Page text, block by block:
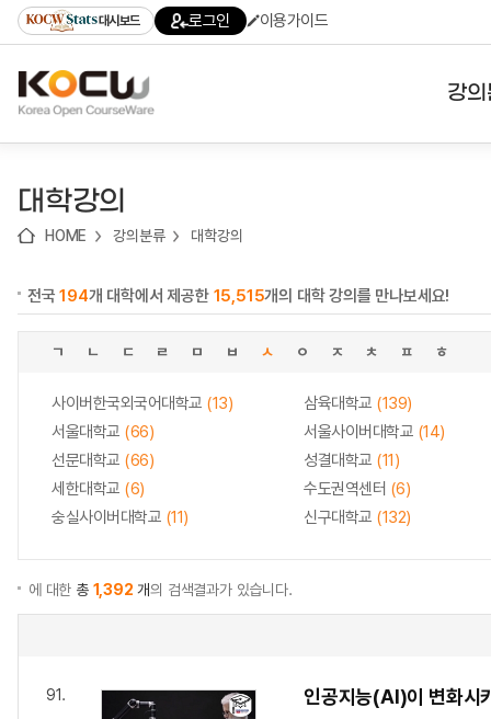
기
기
기
content)
가
대시보드 로그인 이용가이드
강
대학강의
HOME 강의분류 대학강의
전국194개 대학에서 제공한 15,515개의 대학 강의를 만나보세요!
ㄱ ㄴ ㄷ ㄹ ㅁ ㅂ ㅅ ㅇ ㅈ ㅊ ㅍ ㅎ
사이버한국외국어대학교 (13) 삼육대학교 (139)
서울대학교 (66) 서울사이버대학교 (14)
선문대학교 (66) 성결대학교 (11)
세한대학교 (6) 수도권역센터 (6)
숭실사이버대학교 (11) 신구대학교 (132)
에 대한 총 1,392 개의 검색결과가 있습니다.
91. 인공지능(AI)이 변화시